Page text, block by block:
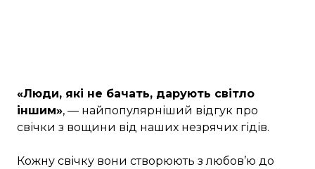
«Люди, які не бачать, дарують світло
іншим», — найпопулярніший відгук про
свічки з вощини від наших незрячих гідів.
Кожну свічку вони створюють з любов’ю до